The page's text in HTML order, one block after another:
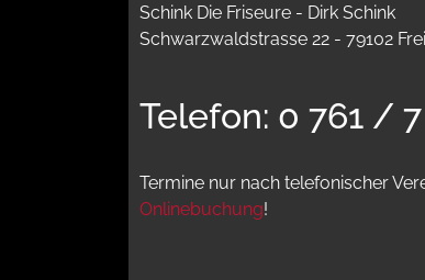
Schink Die Friseure - Dirk Schink
Schwarzwaldstrasse 22 - 79102
Telefon: 0 761 / 7
Termine nur nach telefonischer
Onlinebuchung!